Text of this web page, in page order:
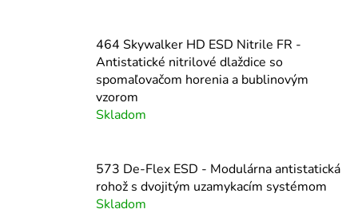
464 Skywalker HD ESD Nitrile FR -
Antistatické nitrilové dlaždice so
spomaľovačom horenia a bublinovým
vzorom
Skladom
573 De-Flex ESD - Modulárna antistatická
rohož s dvojitým uzamykacím systémom
Skladom